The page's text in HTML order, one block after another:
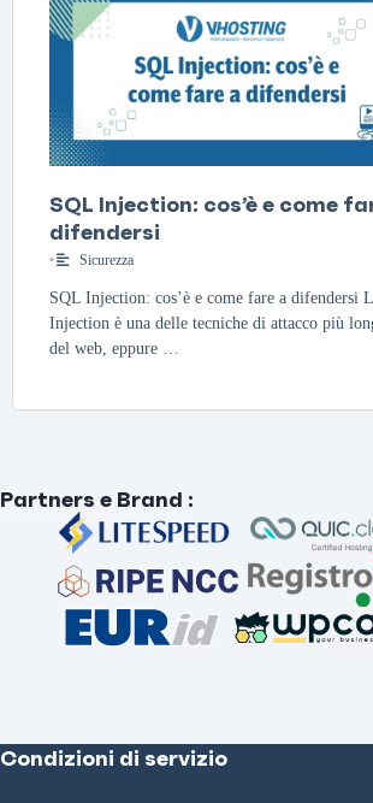
SQL Injection: cos’è e come
difendersi
• Sicurezza
SQL Injection: cos’è e come fare a difendersi
Injection è una delle tecniche di attacco più
del web, eppure …
Partners e Brand :
Condizioni di servizio